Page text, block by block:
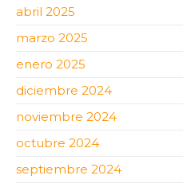
abril 2025
marzo 2025
enero 2025
diciembre 2024
noviembre 2024
octubre 2024
septiembre 2024